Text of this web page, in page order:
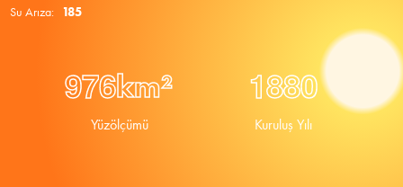
Su Arıza: 185
976km²
Yüzölçümü
1880
Kuruluş Yılı